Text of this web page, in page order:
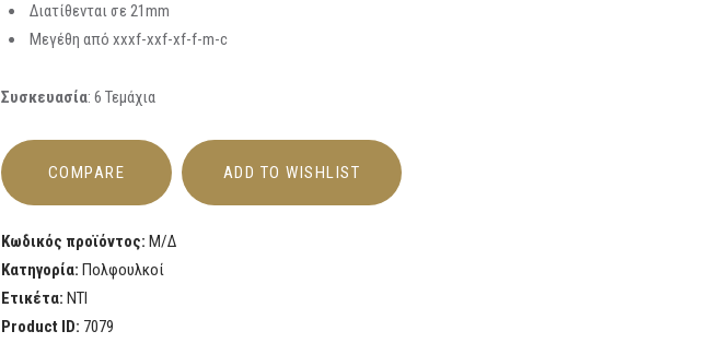
Διατίθενται σε 21mm
Μεγέθη από xxxf-xxf-xf-f-m-c
Συσκευασία: 6 Τεμάχια
COMPARE ADD TO WISHLIST
Κωδικός προϊόντος: Μ/Δ
Κατηγορία: Πολφουλκοί
Ετικέτα: NTI
Product ID: 7079